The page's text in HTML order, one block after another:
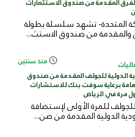
المقدمة من صندوق الاستثمارات
المتحدة- تشهد سلسلة بطولة
والمقدمة من صندوق الاستث...
منذ سنتين
الدولية للجولف المقدمة من صندوق
برعاية سوفت بنك للاستشارات
مرة في الرياض
للمرة الأولى لإستضافة
الدولية المقدمة من صن...